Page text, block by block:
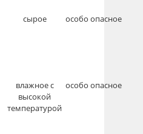
сырое особо опасное
влажное с
высокой
температурой
особо опасное